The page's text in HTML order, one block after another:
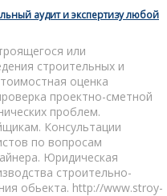
аудит и экспертизу любой
или
строительных и
оценка
проектно-сметной
проблем.
Консультации
по вопросам
Юридическая
строительно-
обьекта. http://www.stroy-